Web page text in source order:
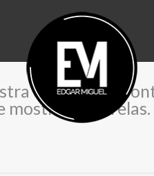
o caminho.
mostra as estrelas.